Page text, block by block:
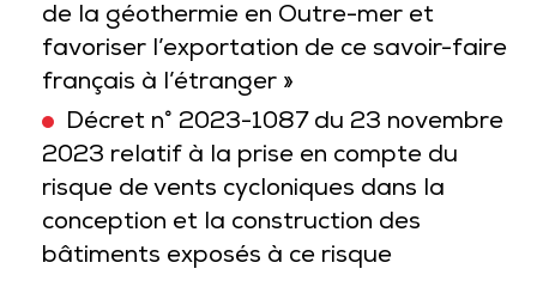
de la géothermie en Outre-mer et
favoriser l’exportation de ce savoir-faire
français à l’étranger »
Décret n° 2023-1087 du 23 novembre
2023 relatif à la prise en compte du
risque de vents cycloniques dans la
conception et la construction des
bâtiments exposés à ce risque